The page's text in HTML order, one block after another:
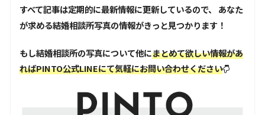
すべて記事は定期的に最新情報に更新しているので、 あなた
が求める結婚相談所写真の情報がきっと見つかります！
もし結婚相談所の写真について他にまとめて欲しい情報があ
ればPINTO公式LINEにて気軽にお問い合わせください